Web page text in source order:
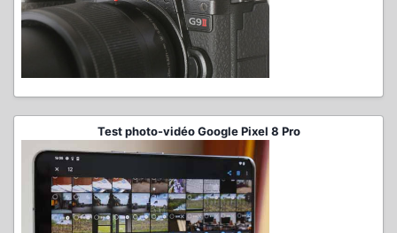
Test photo-vidéo Google Pixel 8 Pro